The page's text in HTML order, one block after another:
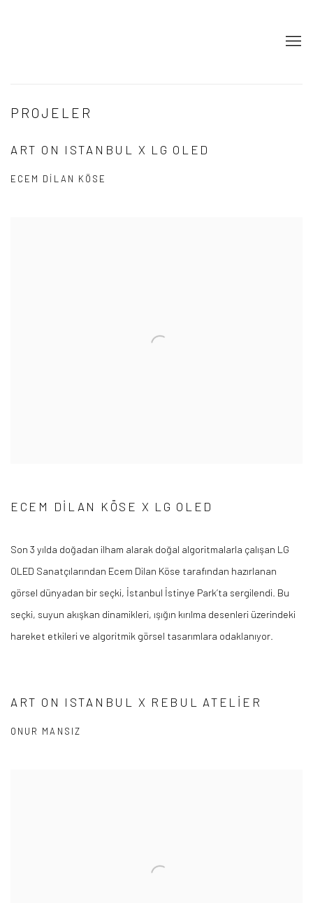
PROJELER
ART ON ISTANBUL X LG OLED
ECEM DILAN KÖSE
ECEM DILAN KÖSE X LG OLED
Son 3 yılda doğadan ilham alarak doğal algoritmalarla çalışan LG
OLED Sanatçılarından Ecem Dilan Köse tarafından hazırlanan
görsel dünyadan bir seçki, İstanbul İstinye Park’ta sergilendi. Bu
seçki, suyun akışkan dinamikleri, ışığın kırılma desenleri üzerindeki
hareket etkileri ve algoritmik görsel tasarımlara odaklanıyor.
ART ON ISTANBUL X REBUL ATELIER
ONUR MANSIZ